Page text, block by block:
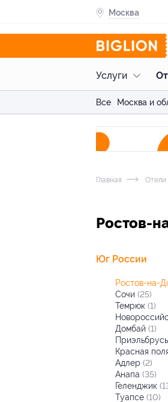
Москва
Услуги
Все Москва и
Главная Отели
Ростов-
Юг России
Сочи (25)
Темрюк (1)
Домбай (1)
Красная
Адлер (2)
Анапа (35)
Геленджик
Туапсе (10)
Ростов-на-